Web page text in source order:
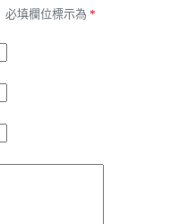
必填欄位標示為 *